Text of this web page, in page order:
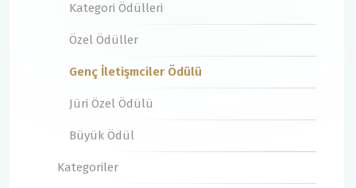
Kategori Ödülleri
Özel Ödüller
Genç İletişmciler Ödülü
Jüri Özel Ödülü
Büyük Ödül
Kategoriler